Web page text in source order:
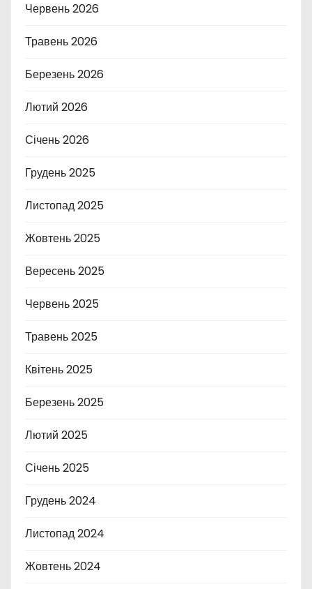
Червень 2026
Травень 2026
Березень 2026
Лютий 2026
Січень 2026
Грудень 2025
Листопад 2025
Жовтень 2025
Вересень 2025
Червень 2025
Травень 2025
Квітень 2025
Березень 2025
Лютий 2025
Січень 2025
Грудень 2024
Листопад 2024
Жовтень 2024